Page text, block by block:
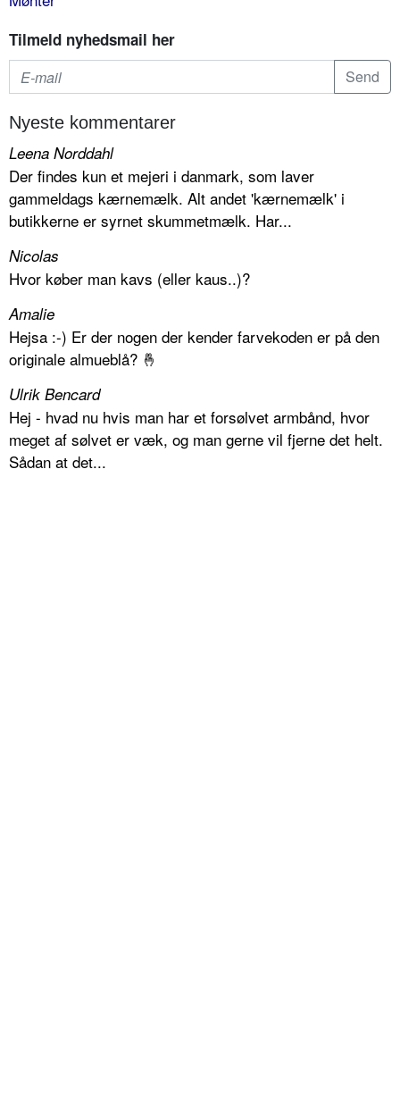
Tilmeld nyhedsmail her
Nyeste kommentarer
Leena Norddahl
Der findes kun et mejeri i danmark, som laver
gammeldags kærnemælk. Alt andet 'kærnemælk' i
butikkerne er syrnet skummetmælk. Har...
Nicolas
Hvor køber man kavs (eller kaus..)?
Amalie
Hejsa :-) Er der nogen der kender farvekoden er på den
originale almueblå? 🤞
Ulrik Bencard
Hej - hvad nu hvis man har et forsølvet armbånd, hvor
meget af sølvet er væk, og man gerne vil fjerne det helt.
Sådan at det...